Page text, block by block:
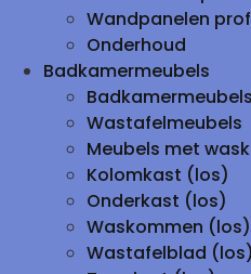
Wandpanelen
Onderhoud
Badkamermeubels
Wastafelmeubels
Meubels met
Kolomkast (los)
Onderkast (los)
Waskommen (los)
Wastafelblad (los)